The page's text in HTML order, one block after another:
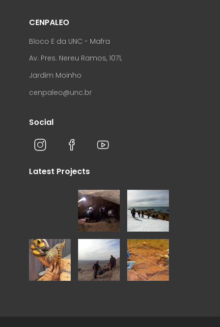
CENPALEO
Bloco E da UNC - Mafra
Av. Pres. Nereu Ramos, 1071,
Jardim Moinho
cenpaleo@unc.br
Social
Latest Projects